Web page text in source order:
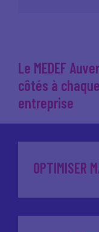
Le MEDEF
côtés à
entreprise
OPTIMISER